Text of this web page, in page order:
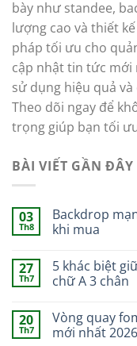
bày như standee,
lượng cao và thiết
pháp tối ưu cho
cập nhật tin tức
sử dụng hiệu quả
Theo dõi ngay để
trọng giúp bạn tối
BÀI VIẾT GẦN ĐÂY
03
Th8
Backdrop
khi mua
27
Th7
5 khác biệt
chữ A 3 chân
20
Th7
Vòng quay
mới nhất 2026